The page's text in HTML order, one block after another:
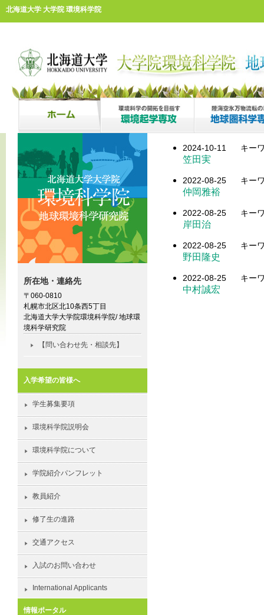
北海道大学 大学院 環境科学院
2024-10-11 キー
笠田実
2022-08-25 キー
仲岡雅裕
2022-08-25 キー
岸田治
2022-08-25 キー
野田隆史
2022-08-25 キー
中村誠宏
所在地・連絡先
〒060-0810
札幌市北区北10条西5丁目
北海道大学大学院環境科学院/ 地球環
境科学研究院
【問い合わせ先・相談先】
入学希望の皆様へ
学生募集要項
環境科学院説明会
環境科学院について
学院紹介パンフレット
教員紹介
修了生の進路
交通アクセス
入試のお問い合わせ
International Applicants
情報ポータル